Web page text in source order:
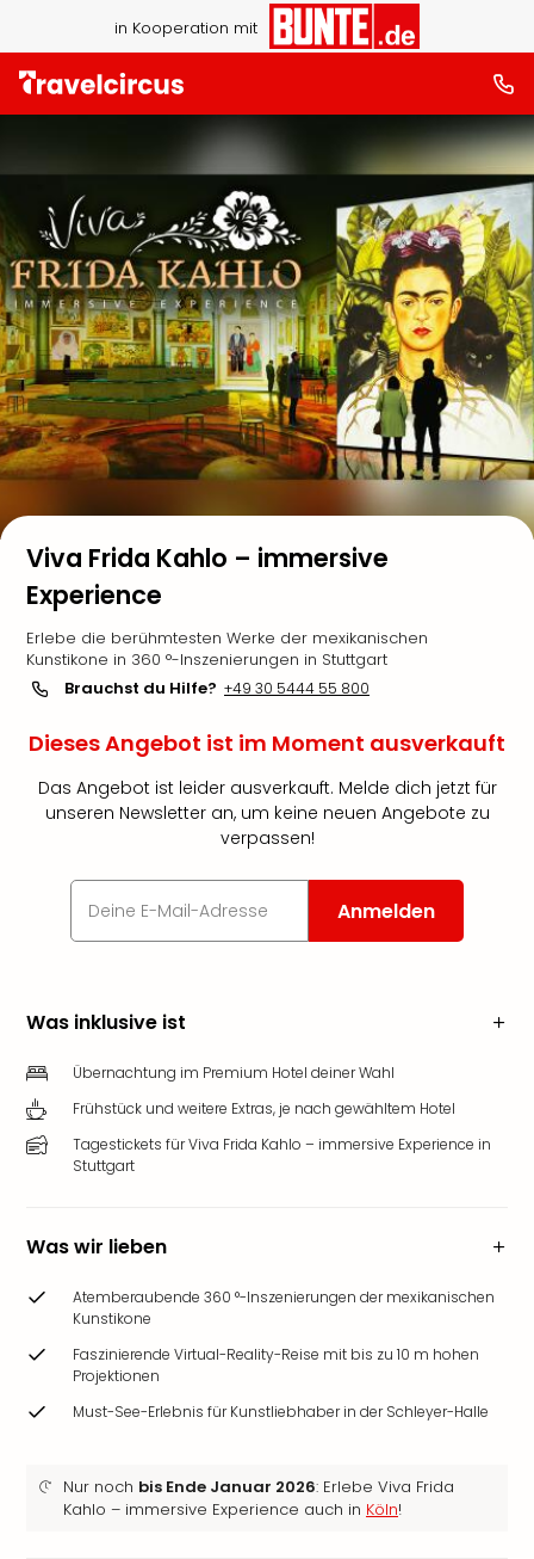
in Kooperation mit
Viva Frida Kahlo – immersive
Experience
Erlebe die berühmtesten Werke der mexikanischen
Kunstikone in 360 °-Inszenierungen in Stuttgart
Brauchst du Hilfe? +49 30 5444 55 800
Dieses Angebot ist im Moment ausverkauft
Das Angebot ist leider ausverkauft. Melde dich jetzt für
unseren Newsletter an, um keine neuen Angebote zu
verpassen!
Anmelden
Was inklusive ist
Übernachtung im Premium Hotel deiner Wahl
Frühstück und weitere Extras, je nach gewähltem Hotel
Tagestickets für Viva Frida Kahlo – immersive Experience in
Stuttgart
Was wir lieben
Atemberaubende 360 °-Inszenierungen der mexikanischen
Kunstikone
Faszinierende Virtual-Reality-Reise mit bis zu 10 m hohen
Projektionen
Must-See-Erlebnis für Kunstliebhaber in der Schleyer-Halle
Nur noch bis Ende Januar 2026: Erlebe Viva Frida
Kahlo – immersive Experience auch in Köln!